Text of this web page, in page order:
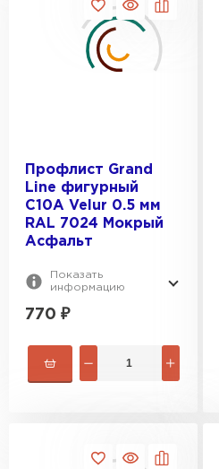
Профлист Grand
Line фигурный
C10A Velur 0.5 мм
RAL 7024 Мокрый
Асфальт
Показать
информацию
770 ₽